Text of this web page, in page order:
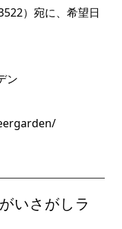
）宛に、希望日
ン
いさがしラ